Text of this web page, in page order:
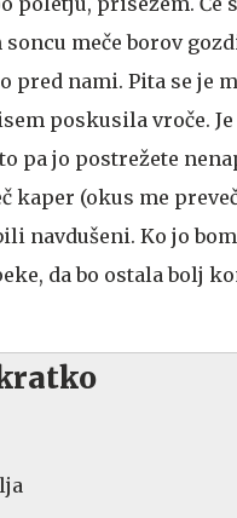
meče borov
pred nami. Pita se je
poskusila vroče.
pa jo postrežete
kaper (okus me
navdušeni. Ko jo
da bo ostala bolj